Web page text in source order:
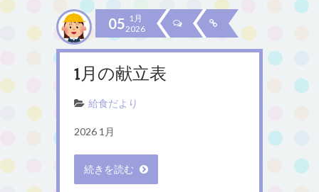
05 1月
2026
1月の献立表
給食だより
2026 1月
続きを読む